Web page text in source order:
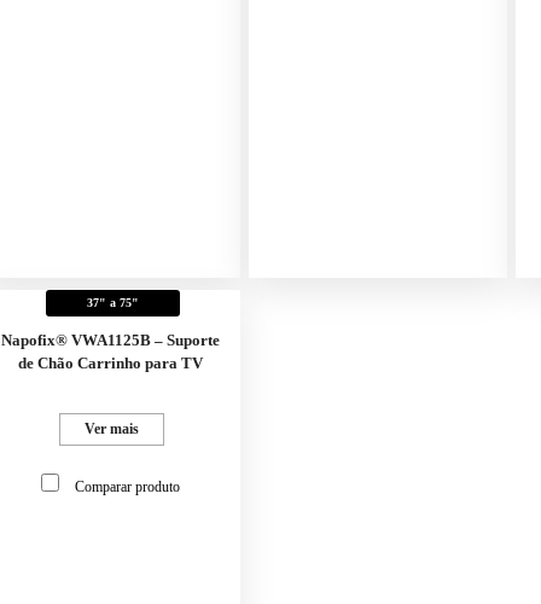
37" a 75"
Napofix® VWA1125B – Suporte
de Chão Carrinho para TV
Ver mais
Comparar produto